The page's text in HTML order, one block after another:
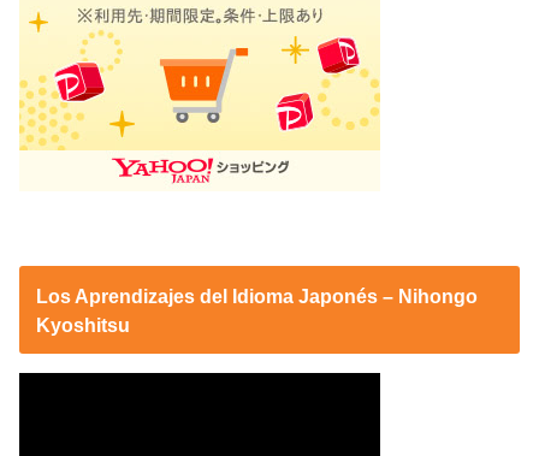
Los Aprendizajes del Idioma Japonés – Nihongo
Kyoshitsu